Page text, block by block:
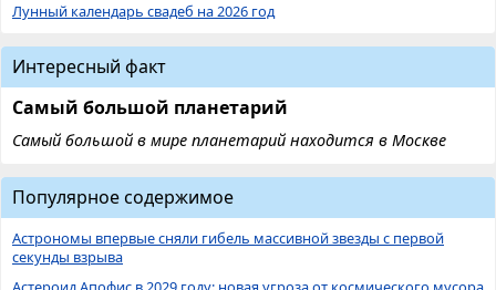
Лунный календарь свадеб на 2026 год
Интересный факт
Самый большой планетарий
Самый большой в мире планетарий находится в Москве
Популярное содержимое
Астрономы впервые сняли гибель массивной звезды с первой
секунды взрыва